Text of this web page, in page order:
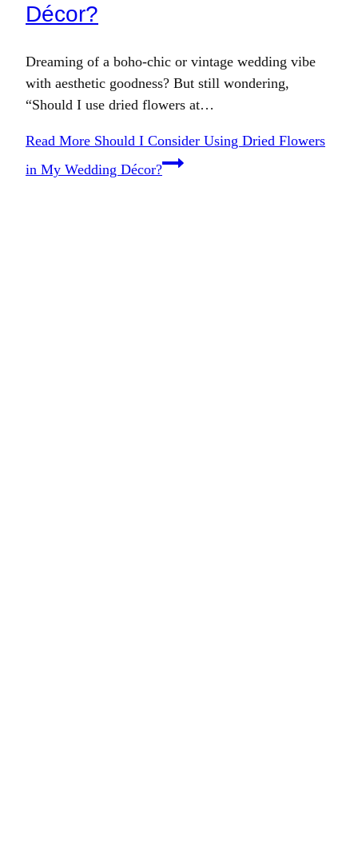
Décor?
Dreaming of a boho-chic or vintage wedding vibe
with aesthetic goodness? But still wondering,
“Should I use dried flowers at…
Read More Should I Consider Using Dried Flowers
in My Wedding Décor?